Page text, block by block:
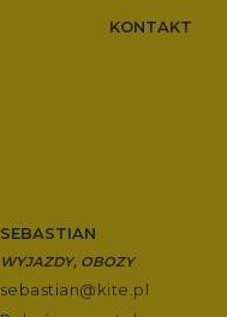
KONTAKT
SEBASTIAN
WYJAZDY, OBOZY
sebastian@kite.pl